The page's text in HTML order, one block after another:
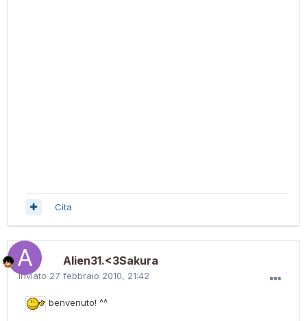
Cita
Alien31.<3Sakura
Inviato 27 febbraio 2010, 21:42
benvenuto! ^^